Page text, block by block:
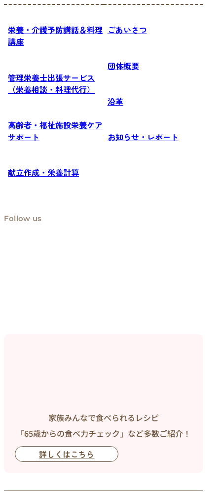
栄養・介護予防講話＆料理
講座
管理栄養士出張サービス
（栄養相談・料理代行）
高齢者・福祉施設栄養ケア
サポート
献立作成・栄養計算
ごあいさつ
団体概要
沿革
お知らせ・レポート
Follow us
家族みんなで食べられるレシピ
「65歳からの食べ力チェック」など多数ご紹介！
詳しくはこちら